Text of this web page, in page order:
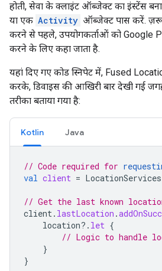
होती, सेवा के क्लाइंट ऑब्जेक्ट का इंस्टेंस
या एक Activity ऑब्जेक्ट पास करें.
करने से पहले, उपयोगकर्ताओं को Google
करने के लिए कहा जाता है.
यहां दिए गए कोड स्निपेट में, Fused
करके, डिवाइस की आखिरी बार देखी गई
तरीका बताया गया है:
Kotlin Java
// Code required for
val client = LocationServices
// Get the last known
client. lastLocation .
location?. let {
// Logic to handle
}
}